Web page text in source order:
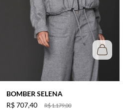
BOMBER SELENA
R$1.179,00
R$707,40